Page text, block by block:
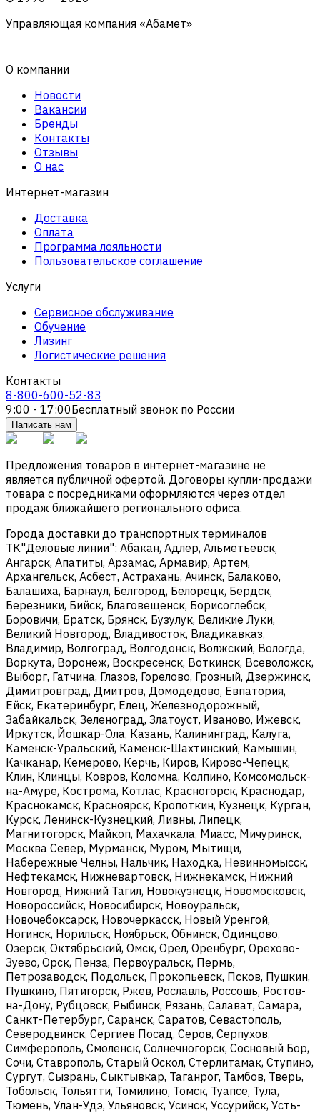
Управляющая компания «Абамет»
О компании
Новости
Вакансии
Бренды
Контакты
Отзывы
О нас
Интернет-магазин
Доставка
Оплата
Программа лояльности
Пользовательское соглашение
Услуги
Сервисное обслуживание
Обучение
Лизинг
Логистические решения
Контакты
8-800-600-52-83
9:00 - 17:00Бесплатный звонок по России
Написать нам
Предложения товаров в интернет-магазине не
является публичной офертой. Договоры купли-продажи
товара с посредниками оформляются через отдел
продаж ближайшего регионального офиса.
Города доставки до транспортных терминалов
ТК"Деловые линии": Абакан, Адлер, Альметьевск,
Ангарск, Апатиты, Арзамас, Армавир, Артем,
Архангельск, Асбест, Астрахань, Ачинск, Балаково,
Балашиха, Барнаул, Белгород, Белорецк, Бердск,
Березники, Бийск, Благовещенск, Борисоглебск,
Боровичи, Братск, Брянск, Бузулук, Великие Луки,
Великий Новгород, Владивосток, Владикавказ,
Владимир, Волгоград, Волгодонск, Волжский, Вологда,
Воркута, Воронеж, Воскресенск, Воткинск, Всеволожск,
Выборг, Гатчина, Глазов, Горелово, Грозный, Дзержинск,
Димитровград, Дмитров, Домодедово, Евпатория,
Ейск, Екатеринбург, Елец, Железнодорожный,
Забайкальск, Зеленоград, Златоуст, Иваново, Ижевск,
Иркутск, Йошкар-Ола, Казань, Калининград, Калуга,
Каменск-Уральский, Каменск-Шахтинский, Камышин,
Качканар, Кемерово, Керчь, Киров, Кирово-Чепецк,
Клин, Клинцы, Ковров, Коломна, Колпино, Комсомольск-
на-Амуре, Кострома, Котлас, Красногорск, Краснодар,
Краснокамск, Красноярск, Кропоткин, Кузнецк, Курган,
Курск, Ленинск-Кузнецкий, Ливны, Липецк,
Магнитогорск, Майкоп, Махачкала, Миасс, Мичуринск,
Москва Север, Мурманск, Муром, Мытищи,
Набережные Челны, Нальчик, Находка, Невинномысск,
Нефтекамск, Нижневартовск, Нижнекамск, Нижний
Новгород, Нижний Тагил, Новокузнецк, Новомосковск,
Новороссийск, Новосибирск, Новоуральск,
Новочебоксарск, Новочеркасск, Новый Уренгой,
Ногинск, Норильск, Ноябрьск, Обнинск, Одинцово,
Озерск, Октябрьский, Омск, Орел, Оренбург, Орехово-
Зуево, Орск, Пенза, Первоуральск, Пермь,
Петрозаводск, Подольск, Прокопьевск, Псков, Пушкин,
Пушкино, Пятигорск, Ржев, Рославль, Россошь, Ростов-
на-Дону, Рубцовск, Рыбинск, Рязань, Салават, Самара,
Санкт-Петербург, Саранск, Саратов, Севастополь,
Северодвинск, Сергиев Посад, Серов, Серпухов,
Симферополь, Смоленск, Солнечногорск, Сосновый Бор,
Сочи, Ставрополь, Старый Оскол, Стерлитамак, Ступино,
Сургут, Сызрань, Сыктывкар, Таганрог, Тамбов, Тверь,
Тобольск, Тольятти, Томилино, Томск, Туапсе, Тула,
Тюмень, Улан-Удэ, Ульяновск, Усинск, Уссурийск, Усть-